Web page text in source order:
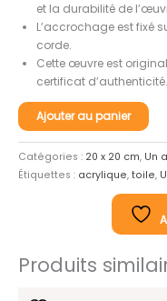
et la durabilité de
L’accrochage est fixé
corde.
Cette œuvre est
certificat d’authenticité.
quantité
de
Vers
un
autre
Ajouter au panier
Catégories : 20 x 20 cm, Un
Étiquettes : acrylique, toile,
Produits